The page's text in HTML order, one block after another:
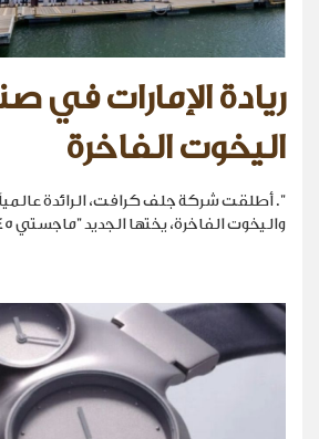
ريادة الإمارات في
اليخوت الفاخرة
". أطلقت شركة جلف كرافت، الرائدة
واليخوت الفاخرة، يختها الجديد "ماجستي 145